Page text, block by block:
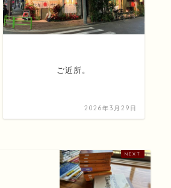
ご近所。
2026年3月29日